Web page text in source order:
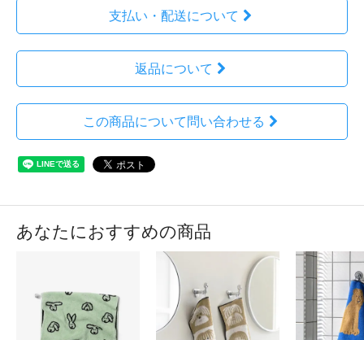
支払い・配送について
返品について
この商品について問い合わせる
あなたにおすすめの商品